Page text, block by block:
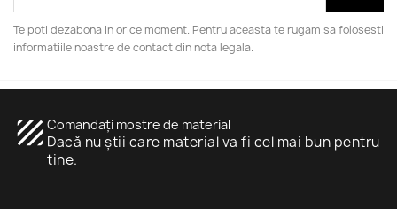
Te poti dezabona in orice moment. Pentru aceasta te rugam sa folosesti
informatiile noastre de contact din nota legala.
texture Comandați mostre de material
Dacă nu știi care material va fi cel mai bun pentru
tine.